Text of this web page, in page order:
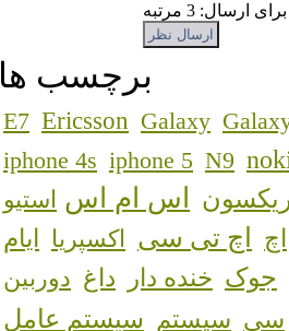
ارسال: 3 مرتبه
برچسب ها
E7 Ericsson Galaxy
iphone 4s iphone 5 N9
اس ام اس استیو
اچ
اچ تی سی اکسپریا ایام
جوک خنده دار داغ دوربین
سی سیستم سیستم عامل